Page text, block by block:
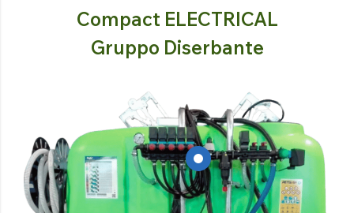
Compact ELECTRICAL
Gruppo Diserbante